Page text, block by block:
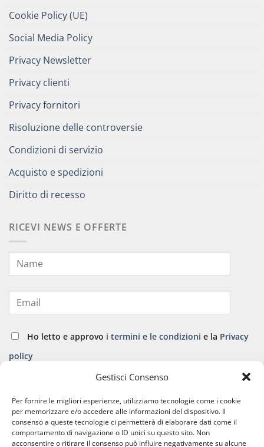
Gestisci Consenso
Per fornire le migliori esperienze, utilizziamo tecnologie come i cookie
per memorizzare e/o accedere alle informazioni del dispositivo. Il
consenso a queste tecnologie ci permetterà di elaborare dati come il
comportamento di navigazione o ID unici su questo sito. Non
acconsentire o ritirare il consenso può influire negativamente su alcune
Cookie Policy (UE)
Social Media Policy
Privacy Newsletter
Privacy clienti
Privacy fornitori
Risoluzione delle controversie
Condizioni di servizio
Acquisto e spedizioni
Diritto di recesso
RICEVI NEWS E OFFERTE
Ho letto e approvo i termini e le condizioni e la Privacy
policy